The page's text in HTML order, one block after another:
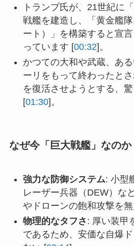
トランプ氏が、21世紀に
戦艦を建造し、「黄金艦
ート）」を構築すると宣
っています [00:32]。
かつての大和や武蔵、あ
ーリをもって終わったとさ
を復活させようとする、
[01:30]。
なぜ今「巨大戦艦」なのか
強力な防御システム: 小型
レーザー兵器（DEW）な
やドローンの飽和攻撃を
物理的なタフさ : 厚い装甲
であるため、安価な自爆